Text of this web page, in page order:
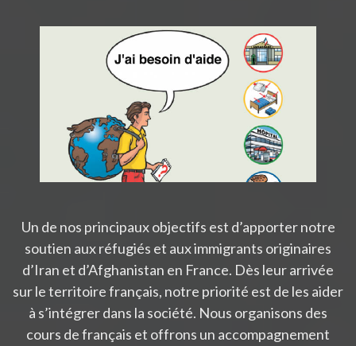
Un de nos principaux objectifs est d’apporter notre
soutien aux réfugiés et aux immigrants originaires
d’Iran et d’Afghanistan en France. Dès leur arrivée
sur le territoire français, notre priorité est de les aider
à s’intégrer dans la société. Nous organisons des
cours de français et offrons un accompagnement